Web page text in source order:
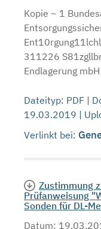
Kopie ~ 1
311226
Endlagerung
Dateityp: PDF |
19.03.2019 |
Verlinkt bei:
Zustimmung
Prüfanweisung
Sonden für DL-
Datum: